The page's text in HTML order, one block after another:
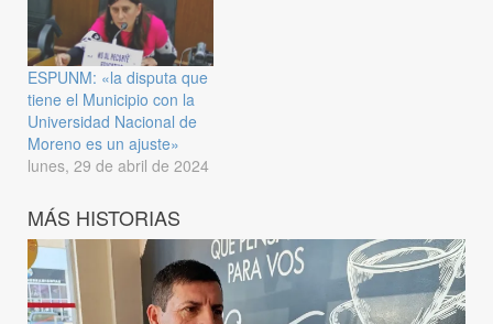
ESPUNM: «la disputa que
tiene el Municipio con la
Universidad Nacional de
Moreno es un ajuste»
lunes, 29 de abril de 2024
MÁS HISTORIAS